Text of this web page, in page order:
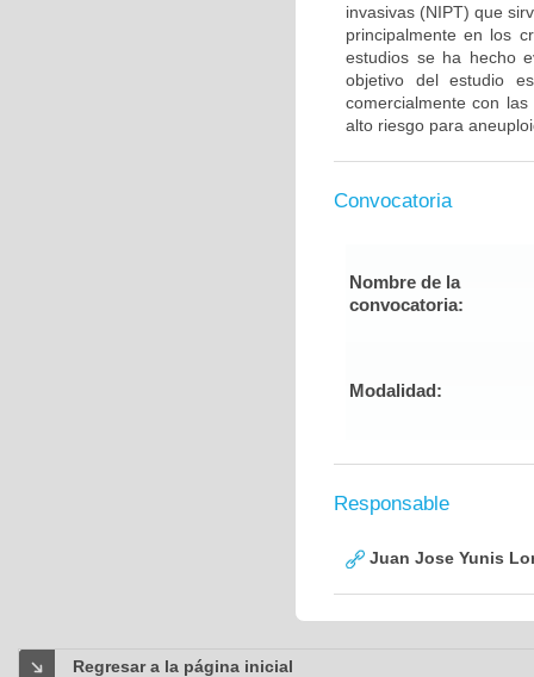
invasivas (NIPT) que
principalmente en los
estudios se ha hecho
objetivo del estudio
comercialmente con
alto riesgo para
Convocatoria
Nombre de la
convocatoria:
Modalidad:
Responsable
Juan Jose Yunis
Regresar a la página inicial